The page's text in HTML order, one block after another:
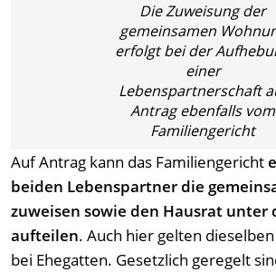
Die Zuweisung der
gemeinsamen
erfolgt bei der
einer
Lebenspartnerschaft
Antrag ebenfalls vom
Familiengericht
Auf Antrag kann das Familiengericht
beiden Lebenspartner die
zuweisen sowie den Hausrat unter
aufteilen. Auch hier gelten
bei Ehegatten. Gesetzlich geregelt